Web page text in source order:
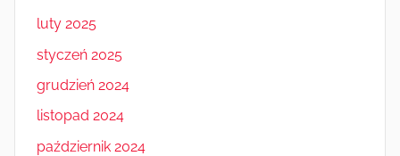
luty 2025
styczeń 2025
grudzień 2024
listopad 2024
październik 2024